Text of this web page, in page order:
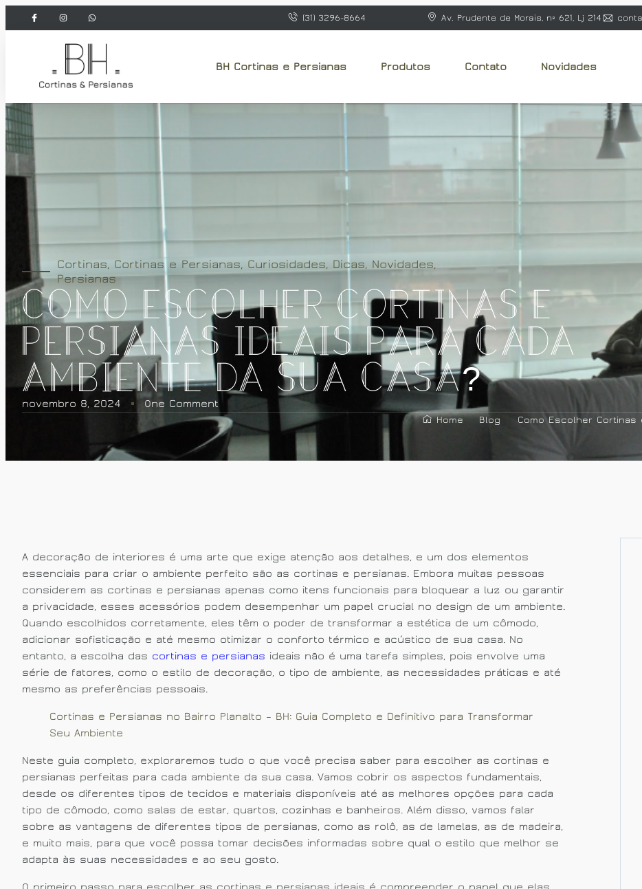
(31) 3296-8664 Av. Prudente de Morais, nº 621, Lj 214
BH Cortinas e Persianas Produtos Contato Novidades
Cortinas, Cortinas e Persianas, Curiosidades, Dicas, Novidades,
Persianas
Como Escolher Cortinas e
Persianas Ideais para Cada
Ambiente da Sua Casa?
novembro 8, 2024 One Comment
Home Blog Como Escolher Cortinas
A decoração de interiores é uma arte que exige atenção aos detalhes, e um dos elementos
essenciais para criar o ambiente perfeito são as cortinas e persianas. Embora muitas pessoas
considerem as cortinas e persianas apenas como itens funcionais para bloquear a luz ou garantir
a privacidade, esses acessórios podem desempenhar um papel crucial no design de um ambiente.
Quando escolhidos corretamente, eles têm o poder de transformar a estética de um cômodo,
adicionar sofisticação e até mesmo otimizar o conforto térmico e acústico de sua casa. No
entanto, a escolha das cortinas e persianas ideais não é uma tarefa simples, pois envolve uma
série de fatores, como o estilo de decoração, o tipo de ambiente, as necessidades práticas e até
mesmo as preferências pessoais.
Cortinas e Persianas no Bairro Planalto – BH: Guia Completo e Definitivo para Transformar
Seu Ambiente
Neste guia completo, exploraremos tudo o que você precisa saber para escolher as cortinas e
persianas perfeitas para cada ambiente da sua casa. Vamos cobrir os aspectos fundamentais,
desde os diferentes tipos de tecidos e materiais disponíveis até as melhores opções para cada
tipo de cômodo, como salas de estar, quartos, cozinhas e banheiros. Além disso, vamos falar
sobre as vantagens de diferentes tipos de persianas, como as rolô, as de lamelas, as de madeira,
e muito mais, para que você possa tomar decisões informadas sobre qual o estilo que melhor se
adapta às suas necessidades e ao seu gosto.